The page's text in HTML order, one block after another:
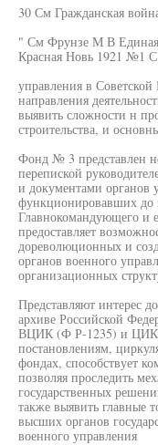
30 См Гражданская
" См Фрунзе М В Единая
Красная Новь 1921 №1
управления в
направления
выявить сложности н
строительства, и
Фонд № 3 представлен
перепиской
и документами органов
функционировавших до
Главнокомандующего и
предоставляет
дореволюционных и
органов военного
организационных
Представляют интерес
архиве Российской
ВЦИК (Ф Р-1235) и ЦИК
постановлениям,
фондах, способствует
позволяя проследить
государственных
также выявить главные
высших органов
военного управления